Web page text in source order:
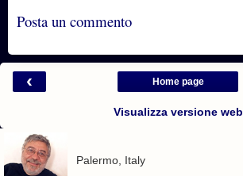
Posta un commento
‹ Home page
Visualizza versione web
Palermo, Italy